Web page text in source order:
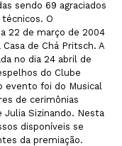
sendo 69 agraciados
O
22 de março de 2004
de Chá Pritsch. A
no dia 24 abril de
do Clube
evento foi do Musical
de cerimônias
Julia Sizinando. Nesta
disponíveis se
da premiação.